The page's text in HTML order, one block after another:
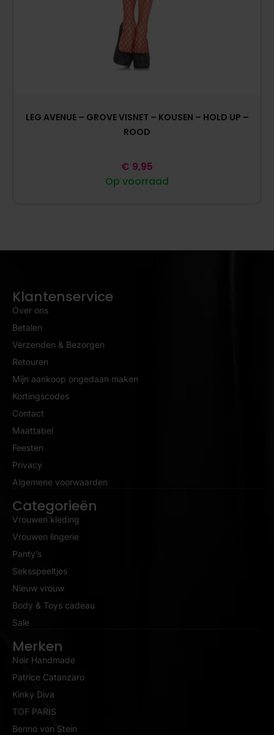
LEG AVENUE – GROVE VISNET – KOUSEN – HOLD UP –
ROOD
Op voorraad
€ 9,95
Klantenservice
Over ons
Betalen
Verzenden & Bezorgen
Retouren
Mijn aankoop ongedaan maken
Kortingscodes
Contact
Maattabel
Feesten
Privacy
Algemene voorwaarden
Categorieën
Vrouwen kleding
Vrouwen lingerie
Panty’s
Seksspeeltjes
Nieuw vrouw
Body & Toys cadeau
Sale
Merken
Noir Handmade
Patrice Catanzaro
Kinky Diva
TOF PARIS
Benno von Stein